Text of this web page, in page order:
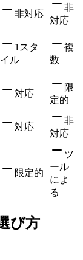
非対応
非
対応
1スタ
イル
複
数
対応
限
定的
対応
非
対応
限定的
ツ
ール
によ
る
び方